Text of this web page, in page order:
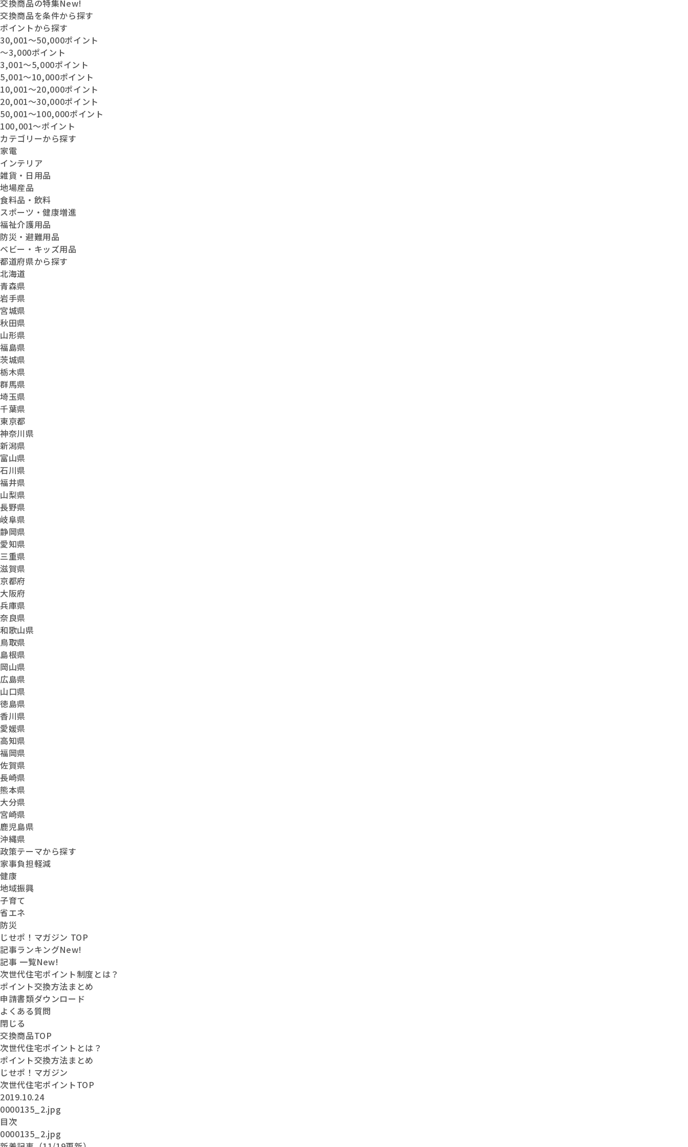
交換商品の特集New!
交換商品を条件から探す
ポイントから探す
30,001〜50,000ポイント
〜3,000ポイント
3,001〜5,000ポイント
5,001〜10,000ポイント
10,001〜20,000ポイント
20,001〜30,000ポイント
50,001〜100,000ポイント
100,001〜ポイント
カテゴリーから探す
家電
インテリア
雑貨・日用品
地場産品
食料品・飲料
スポーツ・健康増進
福祉介護用品
防災・避難用品
ベビー・キッズ用品
都道府県から探す
北海道
青森県
岩手県
宮城県
秋田県
山形県
福島県
茨城県
栃木県
群馬県
埼玉県
千葉県
東京都
神奈川県
新潟県
富山県
石川県
福井県
山梨県
長野県
岐阜県
静岡県
愛知県
三重県
滋賀県
京都府
大阪府
兵庫県
奈良県
和歌山県
鳥取県
島根県
岡山県
広島県
山口県
徳島県
香川県
愛媛県
高知県
福岡県
佐賀県
長崎県
熊本県
大分県
宮崎県
鹿児島県
沖縄県
政策テーマから探す
家事負担軽減
健康
地域振興
子育て
省エネ
防災
じせポ！マガジン TOP
記事ランキングNew!
記事 一覧New!
次世代住宅ポイント制度とは？
ポイント交換方法まとめ
申請書類ダウンロード
よくある質問
閉じる
交換商品TOP
次世代住宅ポイントとは？
ポイント交換方法まとめ
じせポ！ マガジン
次世代住宅ポイントTOP
2019.10.24
0000135_2.jpg
目次
0000135_2.jpg